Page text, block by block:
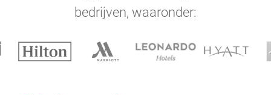
bedrijven, waaronder: